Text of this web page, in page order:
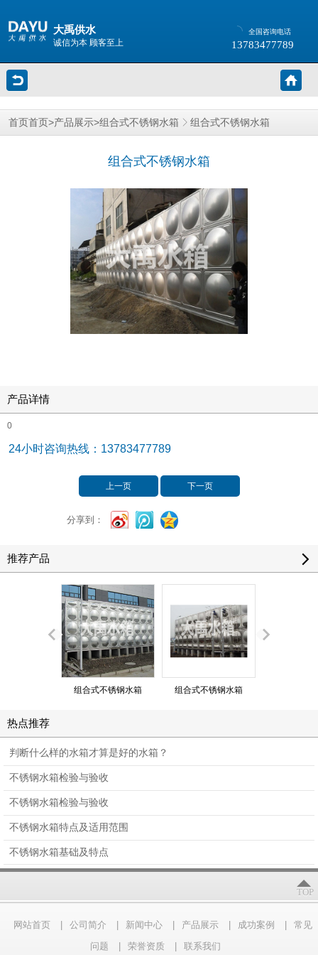
大禹供水
诚信为本 顾客至上
全国咨询电话
13783477789
首页 首页 >产品展示>组合式不锈钢水箱 组合式不锈钢水箱
组合式不锈钢水箱
产品详情
0
24小时咨询热线：13783477789
上一页 下一页
分享到：
推荐产品
组合式不锈钢水箱 组合式不锈钢水箱
热点推荐
判断什么样的水箱才算是好的水箱？
不锈钢水箱检验与验收
不锈钢水箱检验与验收
不锈钢水箱特点及适用范围
不锈钢水箱基础及特点
TOP
网站首页 公司简介 新闻中心 产品展示 成功案例
常见
问题
荣誉资质 联系我们